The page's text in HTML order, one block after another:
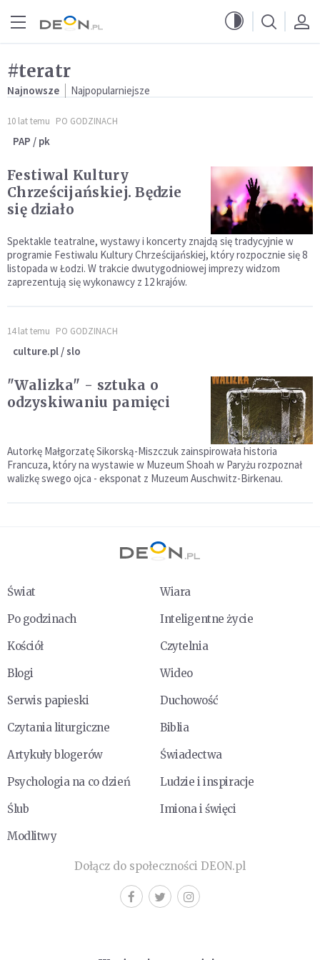
#teratr
Najnowsze Najpopularniejsze
10 lat temu PO GODZINACH
PAP / pk
Festiwal Kultury
Chrześcijańskiej. Będzie
się działo
Spektakle teatralne, wystawy i koncerty znajdą się tradycyjnie w
programie Festiwalu Kultury Chrześcijańskiej, który rozpocznie się 8
listopada w Łodzi. W trakcie dwutygodniowej imprezy widzom
zaprezentują się wykonawcy z 12 krajów.
14 lat temu PO GODZINACH
culture.pl / slo
"Walizka" - sztuka o
odzyskiwaniu pamięci
Autorkę Małgorzatę Sikorską-Miszczuk zainspirowała historia
Francuza, który na wystawie w Muzeum Shoah w Paryżu rozpoznał
walizkę swego ojca - eksponat z Muzeum Auschwitz-Birkenau.
Świat
Wiara
Po godzinach
Inteligentne życie
Kościół
Czytelnia
Blogi
Wideo
Serwis papieski
Duchowość
Czytania liturgiczne
Biblia
Artykuły blogerów
Świadectwa
Psychologia na co dzień
Ludzie i inspiracje
Ślub
Imiona i święci
Modlitwy
Dołącz do społeczności DEON.pl